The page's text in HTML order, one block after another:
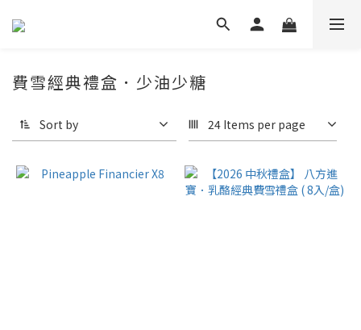
費雪經典禮盒．少油少糖
Sort by 24 Items per page